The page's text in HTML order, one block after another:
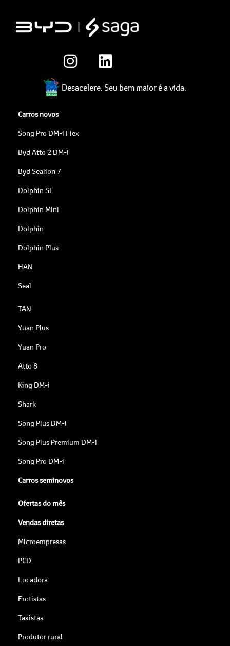
Desacelere. Seu bem maior é a vida.
Carros novos
Song Pro DM-i Flex
Byd Atto 2 DM-i
Byd Sealion 7
Dolphin SE
Dolphin Mini
Dolphin
Dolphin Plus
HAN
Seal
TAN
Yuan Plus
Yuan Pro
Atto 8
King DM-i
Shark
Song Plus DM-i
Song Plus Premium DM-i
Song Pro DM-i
Carros seminovos
Ofertas do mês
Vendas diretas
Microempresas
PCD
Locadora
Frotistas
Taxistas
Produtor rural